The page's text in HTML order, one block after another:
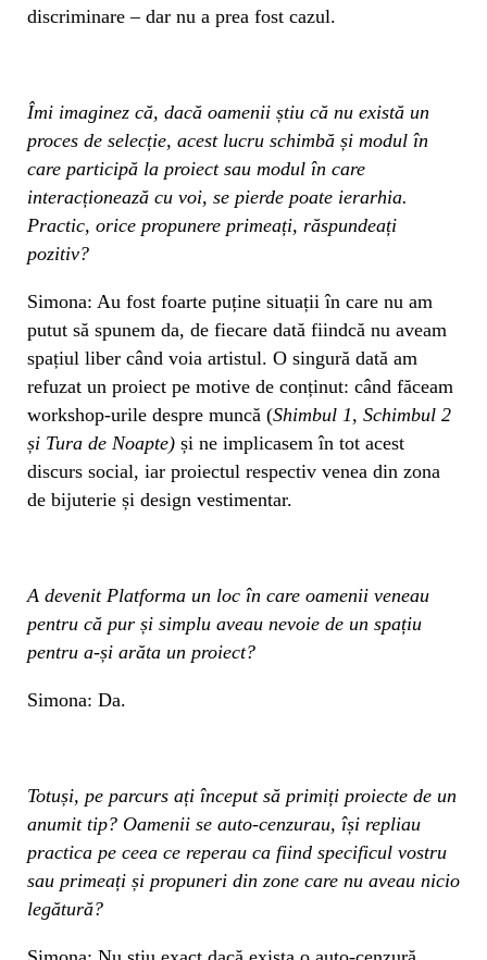
discriminare – dar nu a prea fost cazul.
Îmi imaginez că, dacă oamenii știu că nu există un
proces de selecție, acest lucru schimbă și modul în
care participă la proiect sau modul în care
interacționează cu voi, se pierde poate ierarhia.
Practic, orice propunere primeați, răspundeați
pozitiv?
Simona: Au fost foarte puține situații în care nu am
putut să spunem da, de fiecare dată fiindcă nu aveam
spațiul liber când voia artistul. O singură dată am
refuzat un proiect pe motive de conținut: când făceam
workshop-urile despre muncă (Shimbul 1, Schimbul 2
și Tura de Noapte) și ne implicasem în tot acest
discurs social, iar proiectul respectiv venea din zona
de bijuterie și design vestimentar.
A devenit Platforma un loc în care oamenii veneau
pentru că pur și simplu aveau nevoie de un spațiu
pentru a-și arăta un proiect?
Simona: Da.
Totuși, pe parcurs ați început să primiți proiecte de un
anumit tip? Oamenii se auto-cenzurau, își repliau
practica pe ceea ce reperau ca fiind specificul vostru
sau primeați și propuneri din zone care nu aveau nicio
legătură?